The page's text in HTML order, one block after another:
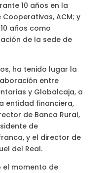
10 años en la
ACM; y
años como
de la sede de
ha tenido lugar la
entre
y Globalcaja, a
entidad financiera,
de Banca Rural,
de
y el director de
del Real.
el momento de